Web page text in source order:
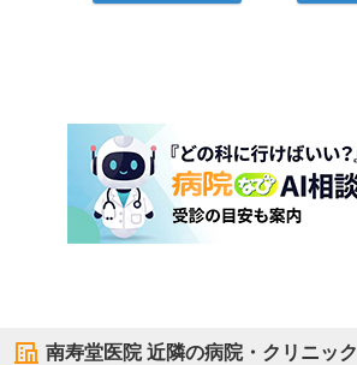
南寿堂医院近隣の病院・クリニック